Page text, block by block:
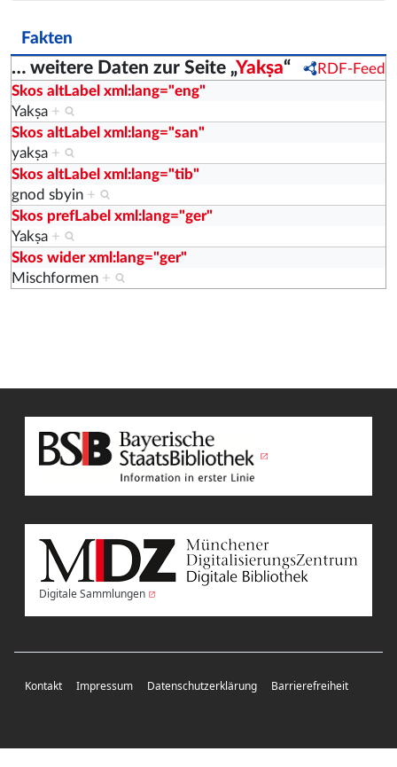
Fakten
… weitere Daten zur Seite „Yakṣa“
RDF-Feed
Skos altLabel xml:lang="eng"
Yakṣa +
Skos altLabel xml:lang="san"
yakṣa +
Skos altLabel xml:lang="tib"
gnod sbyin +
Skos prefLabel xml:lang="ger"
Yakṣa +
Skos wider xml:lang="ger"
Mischformen +
Digitale Sammlungen
Kontakt Impressum Datenschutzerklärung Barrierefreiheit